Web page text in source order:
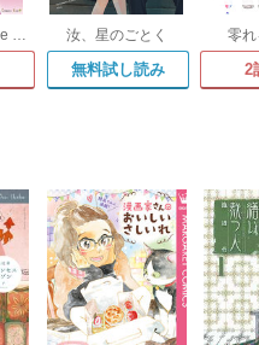
バラ色の聖戦 The Future is in our Hands! 汝、星のごとく
無料試し読み
零
2